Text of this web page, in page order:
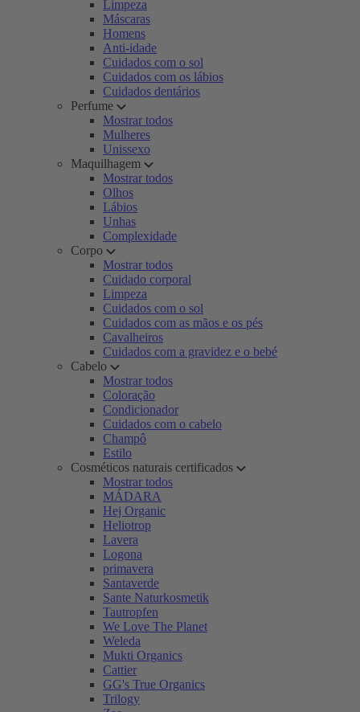
Limpeza
Máscaras
Homens
Anti-idade
Cuidados com o sol
Cuidados com os lábios
Cuidados dentários
Perfume
Mostrar todos
Mulheres
Unissexo
Maquilhagem
Mostrar todos
Olhos
Lábios
Unhas
Complexidade
Corpo
Mostrar todos
Cuidado corporal
Limpeza
Cuidados com o sol
Cuidados com as mãos e os pés
Cavalheiros
Cuidados com a gravidez e o bebé
Cabelo
Mostrar todos
Coloração
Condicionador
Cuidados com o cabelo
Champô
Estilo
Cosméticos naturais certificados
Mostrar todos
MÁDARA
Hej Organic
Heliotrop
Lavera
Logona
primavera
Santaverde
Sante Naturkosmetik
Tautropfen
We Love The Planet
Weleda
Mukti Organics
Cattier
GG's True Organics
Trilogy